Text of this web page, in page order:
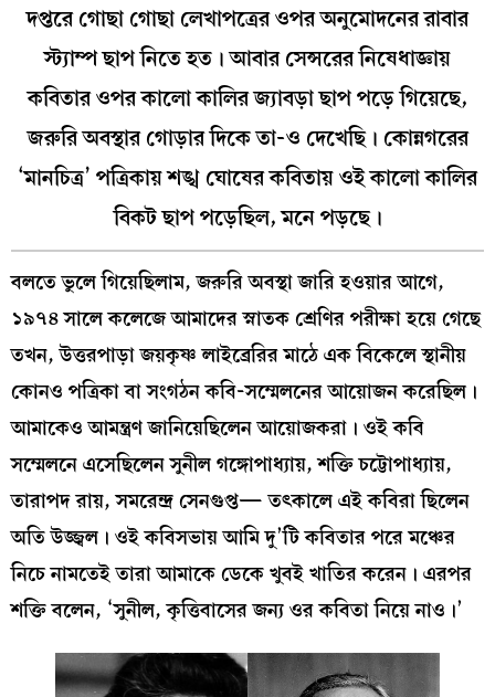
দপ্তরে গোছা গোছা লেখাপত্রের ওপর অনুমোদনের রাবার
স্ট‍্যাম্প ছাপ নিতে হত। আবার সেন্সরের নিষেধাজ্ঞায়
কবিতার ওপর কালো কালির জ‍্যাবড়া ছাপ পড়ে গিয়েছে,
জরুরি অবস্থার গোড়ার দিকে তা-ও দেখেছি। কোন্নগরের
‘মানচিত্র’ পত্রিকায় শঙ্খ ঘোষের কবিতায় ওই কালো কালির
বিকট ছাপ পড়েছিল, মনে পড়ছে।
বলতে ভুলে গিয়েছিলাম, জরুরি অবস্থা জারি হওয়ার আগে,
১৯৭৪ সালে কলেজে আমাদের স্নাতক শ্রেণির পরীক্ষা হয়ে গেছে
তখন, উত্তরপাড়া জয়কৃষ্ণ লাইব্রেরির মাঠে এক বিকেলে স্থানীয়
কোনও পত্রিকা বা সংগঠন কবি-সম্মেলনের আয়োজন করেছিল।
আমাকেও আমন্ত্রণ জানিয়েছিলেন আয়োজকরা। ওই কবি
সম্মেলনে এসেছিলেন সুনীল গঙ্গোপাধ‍্যায়, শক্তি চট্টোপাধ্যায়,
তারাপদ রায়, সমরেন্দ্র সেনগুপ্ত— তৎকালে এই কবিরা ছিলেন
অতি উজ্জ্বল। ওই কবিসভায় আমি দু’টি কবিতার পরে মঞ্চের
নিচে নামতেই তারা আমাকে ডেকে খুবই খাতির করেন। এরপর
শক্তি বলেন, ‘সুনীল, কৃত্তিবাসের জন‍্য ওর কবিতা নিয়ে নাও।’